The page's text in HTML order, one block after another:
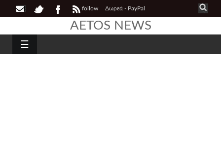
follow Δωρεά - PayPal
AETOS NEWS
☰